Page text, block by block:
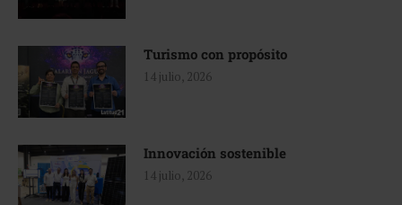
Turismo con propósito
14 julio, 2026
Innovación sostenible
14 julio, 2026